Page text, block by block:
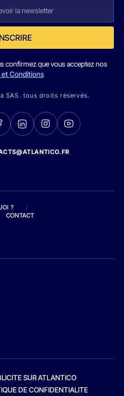
confirmez que vous acceptez nos
et Conditions
SAS. tous droits réservés.
?
/
CONTACT
SUR ATLANTICO
DE CONFIDENTIALITE